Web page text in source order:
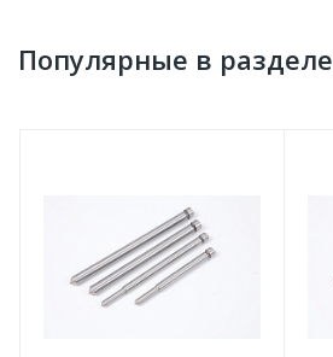
Популярные в разделе